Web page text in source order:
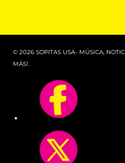
© 2026 SOPITAS USA- MÚSICA,
MÁS!.